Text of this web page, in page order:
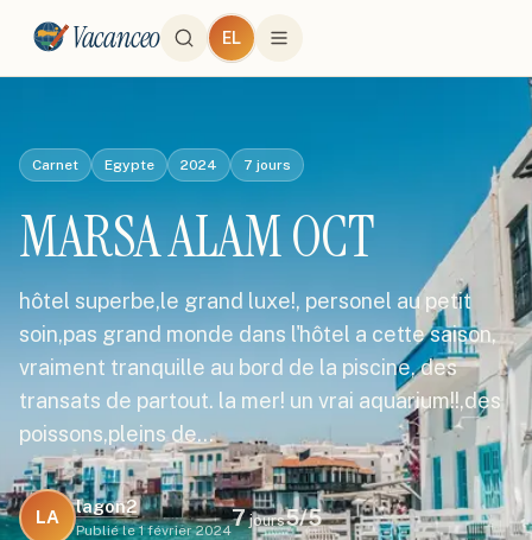
Vacanceo EL
Carnet Egypte 2024 7 jours
MARSA ALAM OCT
hôtel superbe,le grand luxe!, personel au petit
soin,pas grand monde dans l'hôtel a cette saison,
vraiment tranquille au bord de la piscine, des
transats de partout. la mer! un vrai aquarium!!,des
poissons,pleins de…
LA
lagon2
Publié le 1 février 2024
7jours5/5